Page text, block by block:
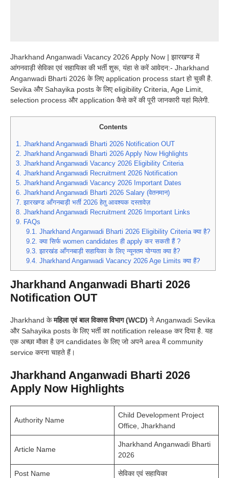
Jharkhand Anganwadi Vacancy 2026 Apply Now | झारखण्ड में
आंगनवाड़ी सेविका एवं सहायिका की भर्ती शुरू, यंहा से करें आवेदन:- Jharkhand
Anganwadi Bharti 2026 के लिए application process start हो चुकी है.
Sevika और Sahayika posts के लिए eligibility Criteria, Age Limit,
selection process और application कैसे करें की पूरी जानकारी यहां मिलेगी.
Contents
1.
Jharkhand Anganwadi Bharti 2026 Notification OUT
2. Jharkhand Anganwadi Bharti 2026 Apply Now Highlights
3. Jharkhand Anganwadi Vacancy 2026 Eligibility Criteria
4. Jharkhand Anganwadi Recruitment 2026 Notification
5. Jharkhand Anganwadi Vacancy 2026 Important Dates
6. Jharkhand Anganwadi Bharti 2026 Salary (वेतनमान)
7. झारखण्ड आँगनबाड़ी भर्ती 2026 हेतु आवश्यक दस्तावेज़
8. Jharkhand Anganwadi Recruitment 2026 Important Links
9.
FAQs
9.1.
Jharkhand Anganwadi Bharti 2026 Eligibility Criteria क्या है?
9.2. क्या सिर्फ women candidates ही apply कर सकती हैं ?
9.3. झारखंड आँगनबाड़ी सहायिका के लिए न्यूनतम योग्यता क्या है?
9.4. Jharkhand Anganwadi Vacancy 2026 Age Limits क्या हैं?
Jharkhand Anganwadi Bharti 2026
Notification OUT
Jharkhand केमहिला एवं बाल विकास विभाग (WCD) ने Anganwadi Sevika
और Sahayika posts के लिए भर्ती का notification release कर दिया है. यह
एक अच्छा मौका है उन candidates के लिए जो अपने area में community
service करना चाहते हैं।
Jharkhand Anganwadi Bharti 2026
Apply Now Highlights
Authority Name
Child Development Project
Office, Jharkhand
Article Name
Jharkhand Anganwadi Bharti
2026
Post Name सेविका एवं सहायिका